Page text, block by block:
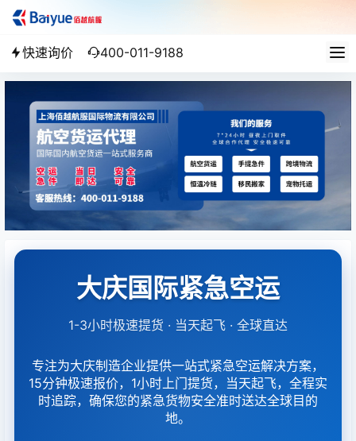
快速询价 400-011-9188
大庆国际紧急空运
1-3小时极速提货 · 当天起飞 · 全球直达
专注为大庆制造企业提供一站式紧急空运解决方案，
15分钟极速报价，1小时上门提货，当天起飞，全程实
时追踪，确保您的紧急货物安全准时送达全球目的
地。